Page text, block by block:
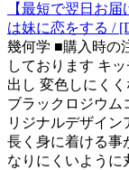
【最短で翌日お
は妹に恋をする /
幾何学 ■購入時の
しております キ
出し 変色しにく
ブラックロジウム
リジナルデザイ
長く身に着ける事
なりにくいように